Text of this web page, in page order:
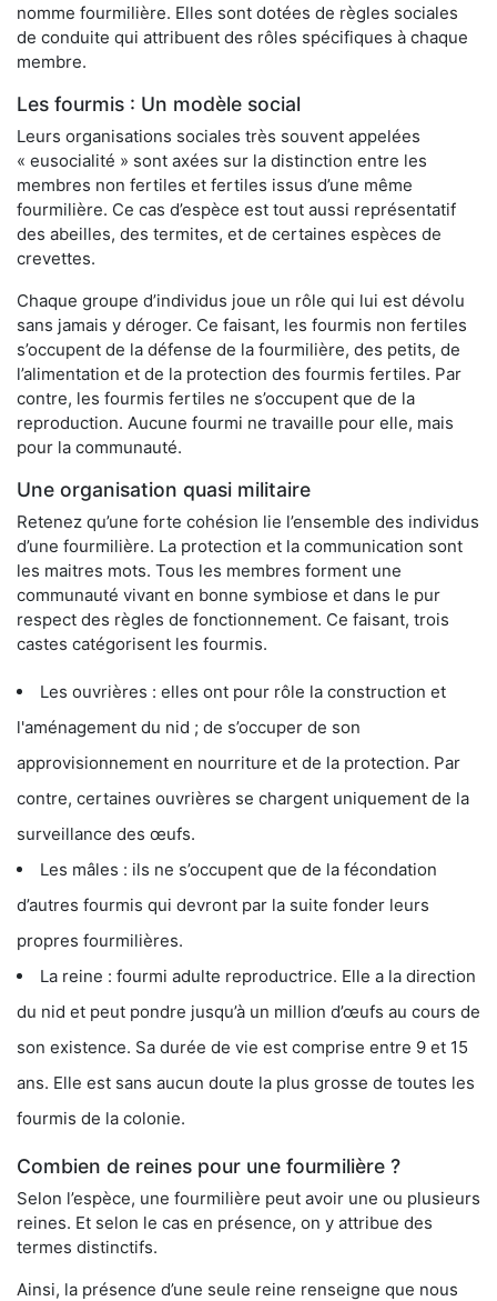
nomme fourmilière. Elles sont dotées de règles sociales
de conduite qui attribuent des rôles spécifiques à chaque
membre.
Les fourmis : Un modèle social
Leurs organisations sociales très souvent appelées
« eusocialité » sont axées sur la distinction entre les
membres non fertiles et fertiles issus d’une même
fourmilière. Ce cas d’espèce est tout aussi représentatif
des abeilles, des termites, et de certaines espèces de
crevettes.
Chaque groupe d’individus joue un rôle qui lui est dévolu
sans jamais y déroger. Ce faisant, les fourmis non fertiles
s’occupent de la défense de la fourmilière, des petits, de
l’alimentation et de la protection des fourmis fertiles. Par
contre, les fourmis fertiles ne s’occupent que de la
reproduction. Aucune fourmi ne travaille pour elle, mais
pour la communauté.
Une organisation quasi militaire
Retenez qu’une forte cohésion lie l’ensemble des individus
d’une fourmilière. La protection et la communication sont
les maitres mots. Tous les membres forment une
communauté vivant en bonne symbiose et dans le pur
respect des règles de fonctionnement. Ce faisant, trois
castes catégorisent les fourmis.
Les ouvrières : elles ont pour rôle la construction et
l'aménagement du nid ; de s’occuper de son
approvisionnement en nourriture et de la protection. Par
contre, certaines ouvrières se chargent uniquement de la
surveillance des œufs.
Les mâles : ils ne s’occupent que de la fécondation
d’autres fourmis qui devront par la suite fonder leurs
propres fourmilières.
La reine : fourmi adulte reproductrice. Elle a la direction
du nid et peut pondre jusqu’à un million d’œufs au cours de
son existence. Sa durée de vie est comprise entre 9 et 15
ans. Elle est sans aucun doute la plus grosse de toutes les
fourmis de la colonie.
Combien de reines pour une fourmilière ?
Selon l’espèce, une fourmilière peut avoir une ou plusieurs
reines. Et selon le cas en présence, on y attribue des
termes distinctifs.
Ainsi, la présence d’une seule reine renseigne que nous